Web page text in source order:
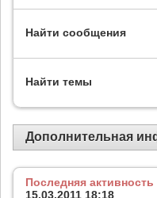
Найти сообщения
Найти темы
Дополнительная
Последняя активность
15.03.2011 18:18